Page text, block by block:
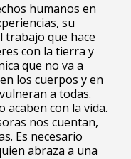
humanos en
su
trabajo que hace
con la tierra y
que no va a
los cuerpos y en
a todas.
acaben con la vida.
nos cuentan,
Es necesario
abraza a una